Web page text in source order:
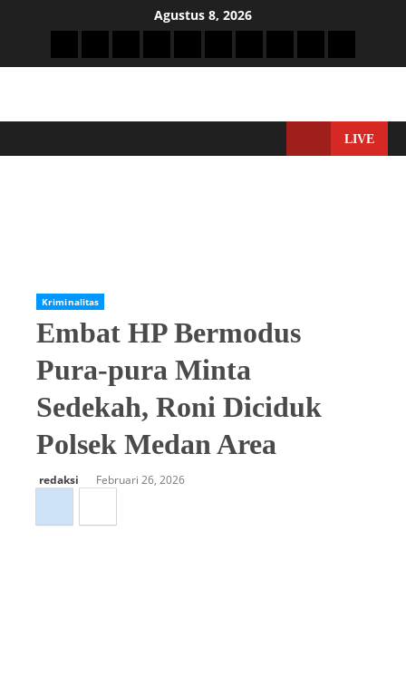
Agustus 8, 2026
LIVE
Kriminalitas
Embat HP Bermodus
Pura-pura Minta
Sedekah, Roni Diciduk
Polsek Medan Area
redaksi Februari 26, 2026